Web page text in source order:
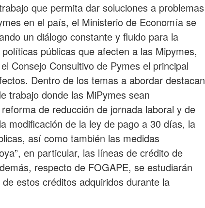
que permita dar soluciones a problemas
en el país, el Ministerio de Economía se
un diálogo constante y fluido para la
públicas que afecten a las Mipymes,
Consejo Consultivo de Pymes el principal
Dentro de los temas a abordar destacan
trabajo donde las MiPymes sean
de reducción de jornada laboral y de
modificación de la ley de pago a 30 días, la
así como también las medidas
en particular, las líneas de crédito de
respecto de FOGAPE, se estudiarán
estos créditos adquiridos durante la